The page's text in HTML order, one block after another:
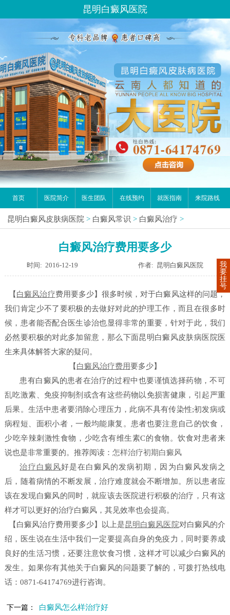
昆明白癜风医院
首页 医院简介 医生团队 在线预约 就医指南 来院路线
昆明白癜风皮肤病医院 > 白癜风常识 > 白癜风治疗 >
白癜风治疗费用要多少
时间: 2016-12-19 作者: 昆明白癜风医院
【 白癜风治疗费用要多少】很多时候，对于白癜风这样的问题，
我们肯定少不了要积极的去做好对此的护理工作，而且在很多时
候，患者能否配合医生诊治也显得非常的重要，针对于此，我们
必然要积极的对此多加留意，那么下面昆明白癜风皮肤病医 院医
生来具体解答大家的疑问。
【 白癜风治疗费用要多少】
患有白癜风的患者在治疗的过程中也要谨慎选择药物，不可
乱吃激素、免疫抑制剂或含有这些药物以免损害健康，引起严重
后果。生活中患者要消除心理压力，此病不具有传染性;初发病或
病程短、面积小者，一般均能康复。患者也要注意自己的饮食，
少吃辛辣刺激性食物，少吃含有维生素C的食物。饮食对患者来
说也是非常重要的。推荐阅读：怎样治疗初期白癜风
治疗白癜风好是在白癜风的发病初期，因为白癜风发病之
后，随着病情的不断发展，治疗难度就会不断增加。所以患者应
该在发现白癜风的同时，就应该去医院进行积极的治疗，只有这
样才可以更好的治疗白癜风，其见效率也会提高。
【白癜风治疗费用要多少】
以上是昆明白癜风医院对白癜风的介
绍，医生说在生活中我们一定要提高自身的免疫力，同时要养成
良好的生活习惯，还要注意饮食习惯，这样才可以减少白癜风的
发生。如果你有其他关于白癜风的问题要了解的，可拨打热线电
话：0871-64174769进行咨询。
下一篇： 白癜风怎么样治疗好
我
要
挂
号